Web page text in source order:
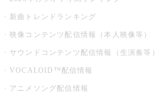
新曲トレンドランキング
映像コンテンツ配信情報（本人映像等）
サウンドコンテンツ配信情報（生演奏等）
VOCALOID™配信情報
アニメソング配信情報